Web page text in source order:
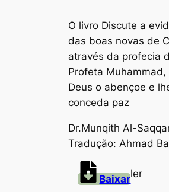
O livro Discute a
das boas novas de
através da profecia
Profeta Muhammad,
Deus o abençoe e
conceda paz
Dr.Munqith Al-
Tradução: Ahmad
Baixarler